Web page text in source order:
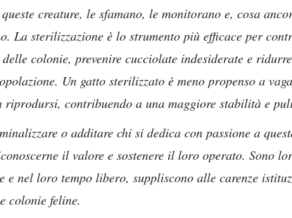
queste creature, le sfamano, le monitorano e, cosa
La sterilizzazione è lo strumento più efficace per
colonie, prevenire cucciolate indesiderate e
Un gatto sterilizzato è meno propenso a
contribuendo a una maggiore stabilità e
o additare chi si dedica con passione a
il valore e sostenere il loro operato. Sono
e nel loro tempo libero, suppliscono alle carenze
colonie feline.